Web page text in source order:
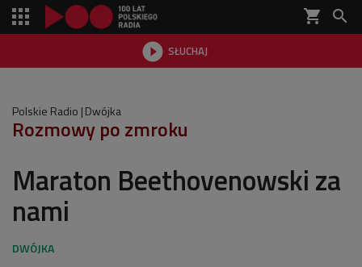
shopping_cart 
 SŁUCHAJ

Polskie Radio Dwójka
Rozmowy po zmroku
Maraton Beethovenowski za
nami